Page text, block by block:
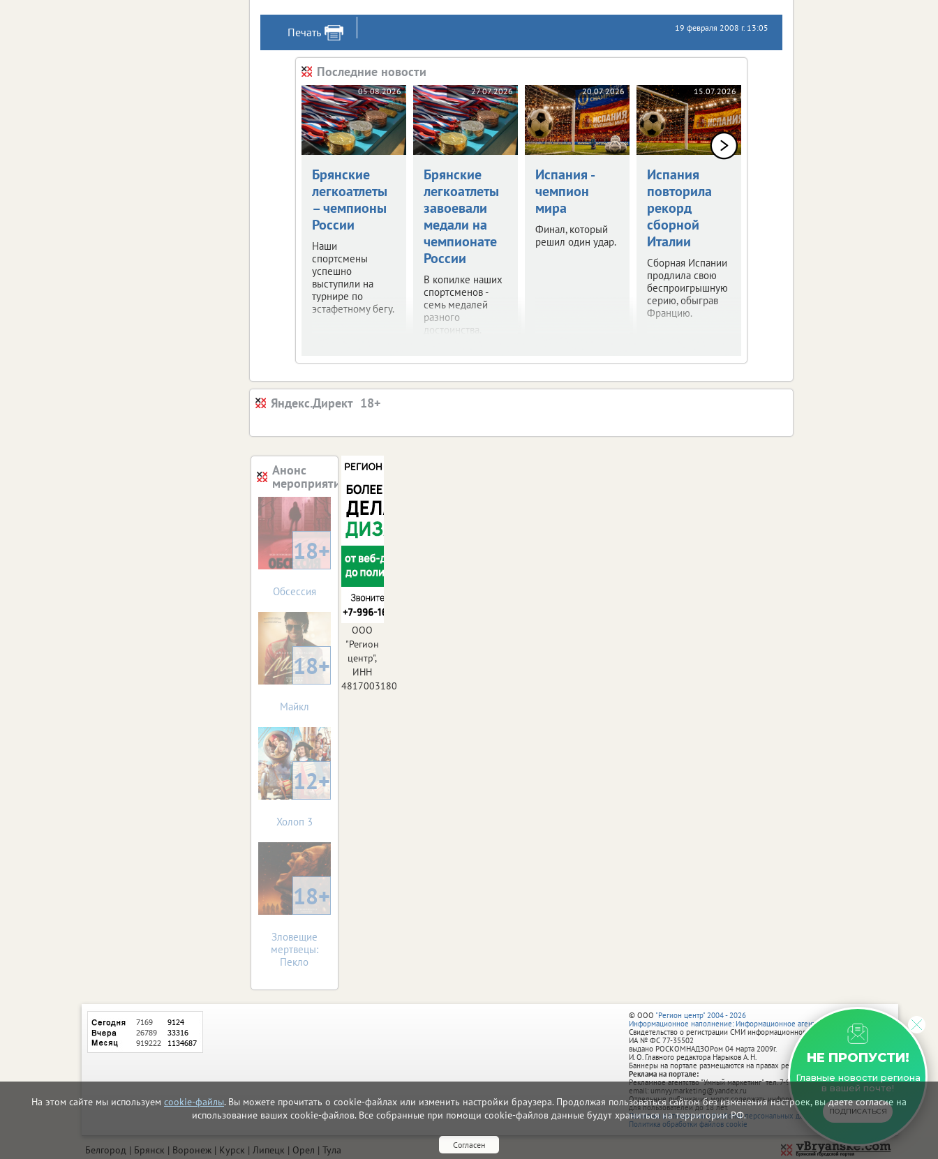
На этом сайте мы используем cookie-файлы. Вы можете прочитать о cookie-файлах или изменить настройки браузера. Продолжая пользоваться сайтом без изменения настроек, вы даете согласие на
использование ваших cookie-файлов. Все собранные при помощи cookie-файлов данные будут храниться на территории РФ.
Согласен
Печать 19 февраля 2008 г. 13:05
Последние новости
05.08.2026
Брянские
легкоатлеты
– чемпионы
России
Наши
спортсмены
успешно
выступили на
турнире по
эстафетному бегу.
27.07.2026
Брянские
легкоатлеты
завоевали
медали на
чемпионате
России
В копилке наших
спортсменов -
семь медалей
разного
достоинства.
20.07.2026
Испания -
чемпион
мира
Финал, который
решил один удар.
15.07.2026
Испания
повторила
рекорд
сборной
Италии
Сборная Испании
продлила свою
беспроигрышную
серию, обыграв
Францию.
Яндекс.Директ
Анонс
мероприятий
18+
Обсессия
18+
Майкл
12+
Холоп 3
18+
Зловещие
мертвецы:
Пекло
ООО
"Регион
центр",
ИНН
4817003180
НЕ ПРОПУСТИ!
Главные новости региона
в вашей почте!
ПОДПИСАТЬСЯ
© ООО "Регион центр" 2004 - 2026
Информационное наполнение: Информационное агентство vRossii.ru
Свидетельство о регистрации СМИ информационного агентства vRossii.ru
ИА № ФС 77‑35502
выдано РОСКОМНАДЗОРом 04 марта 2009г.
И. О. Главного редактора Нарыков А. Н.
Баннеры на портале размещаются на правах рекламы.
Реклама на портале:
Рекламное агентство "Умный маркетинг" тел. 7-910-267-70-40,
email: umnyy.marketing@yandex.ru
Отдельные публикации могут содержать информацию, не предназначенную
для пользователей до 18 лет.
Политика в отношении обработки персональных данных
Политика обработки файлов cookie
Белгород Брянск Воронеж Курск Липецк Орел Тула